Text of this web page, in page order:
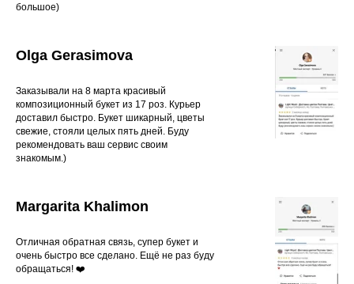
большое)
Olga Gerasimova
Заказывали на 8 марта красивый
композиционный букет из 17 роз. Курьер
доставил быстро. Букет шикарный, цветы
свежие, стояли целых пять дней. Буду
рекомендовать ваш сервис своим
знакомым.)
Margarita Khalimon
Отличная обратная связь, супер букет и
очень быстро все сделано. Ещё не раз буду
обращаться! ❤️